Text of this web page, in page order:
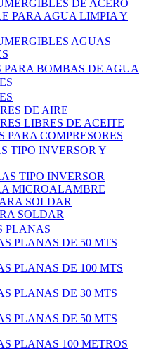
DE ACERO
PARA AGUA LIMPIA Y
AGUAS
PARA BOMBAS DE AGUA
DE AIRE
LIBRES DE ACEITE
PARA COMPRESORES
TIPO INVERSOR Y
TIPO INVERSOR
MICROALAMBRE
SOLDAR
SOLDAR
PLANAS
PLANAS DE 50 MTS
PLANAS DE 100 MTS
PLANAS DE 30 MTS
PLANAS DE 50 MTS
PLANAS 100 METROS